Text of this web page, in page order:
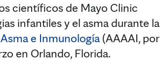
científicos de Mayo Clinic
infantiles y el asma durante la
e Inmunología (AAAAI, por
en Orlando, Florida.